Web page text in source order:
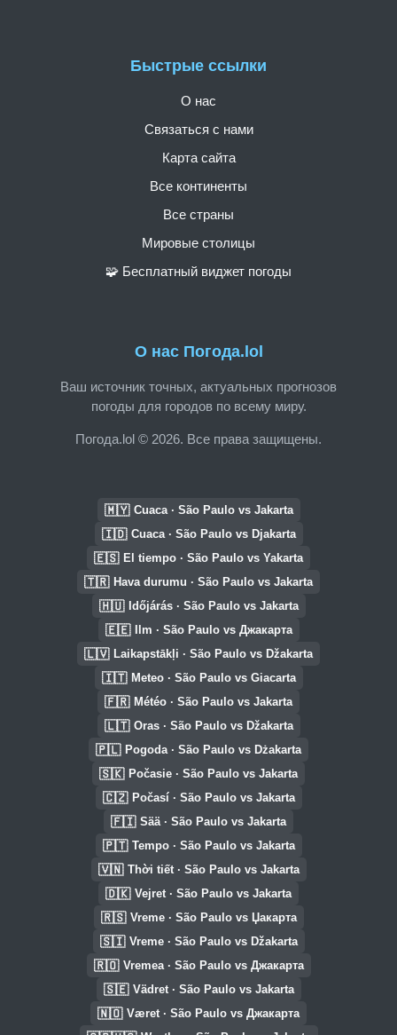
О нас Погода.lol
Ваш источник точных, актуальных прогнозов
погоды для городов по всему миру.
Погода.lol © 2026. Все права защищены.
Быстрые ссылки
О нас
Связаться с нами
Карта сайта
Все континенты
Все страны
Мировые столицы
🧩 Бесплатный виджет погоды
🇲🇾 Cuaca · São Paulo vs Jakarta
🇮🇩 Cuaca · São Paulo vs Djakarta
🇪🇸 El tiempo · São Paulo vs Yakarta
🇹🇷 Hava durumu · São Paulo vs Jakarta
🇭🇺 Időjárás · São Paulo vs Jakarta
🇪🇪 Ilm · São Paulo vs Джакарта
🇱🇻 Laikapstākļi · São Paulo vs Džakarta
🇮🇹 Meteo · São Paulo vs Giacarta
🇫🇷 Météo · São Paulo vs Jakarta
🇱🇹 Oras · São Paulo vs Džakarta
🇵🇱 Pogoda · São Paulo vs Dżakarta
🇸🇰 Počasie · São Paulo vs Jakarta
🇨🇿 Počasí · São Paulo vs Jakarta
🇫🇮 Sää · São Paulo vs Jakarta
🇵🇹 Tempo · São Paulo vs Jakarta
🇻🇳 Thời tiết · São Paulo vs Jakarta
🇩🇰 Vejret · São Paulo vs Jakarta
🇷🇸 Vreme · São Paulo vs Џакарта
🇸🇮 Vreme · São Paulo vs Džakarta
🇷🇴 Vremea · São Paulo vs Джакарта
🇸🇪 Vädret · São Paulo vs Jakarta
🇳🇴 Været · São Paulo vs Джакарта